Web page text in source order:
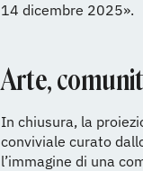
14 dicembre 2025».
Arte,
In chiusura, la
conviviale curato
l’immagine di una